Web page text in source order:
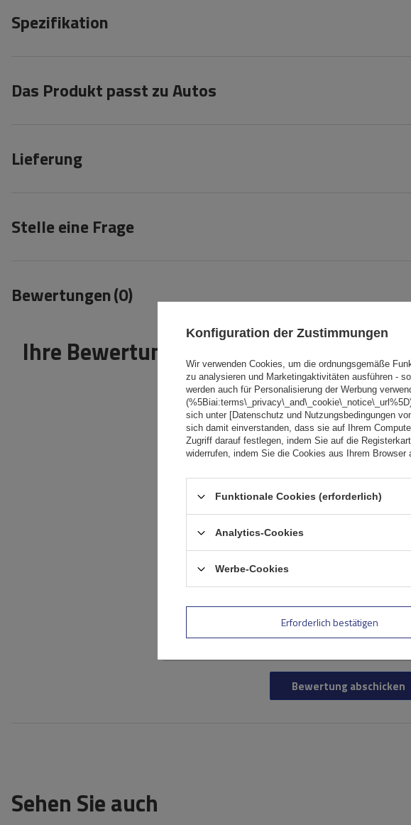
Spezifikation
Das Produkt passt zu Autos
Lieferung
Stelle eine Frage
Bewertungen(0)
Ihre Bewertung schreiben
Ihre Note:
Inhalt Ihrer Bewertung
Ihr Produktfoto
hinzufügen:
Ihr Vorname
Bewertung abschicken
Sehen Sie auch
Konfiguration der Zustimmungen
Wir verwenden Cookies, um die ordnungsgemäße
zu analysieren und Marketingaktivitäten ausführen -
werden auch für Personalisierung der Werbung
sich unter [Datenschutz und Nutzungsbedingungen
sich damit einverstanden, dass sie auf Ihrem
Zugriff darauf festlegen, indem Sie auf die
widerrufen, indem Sie die Cookies aus Ihrem
Funktionale Cookies (erforderlich)
Analytics-Cookies
Werbe-Cookies
Erforderlich bestätigen